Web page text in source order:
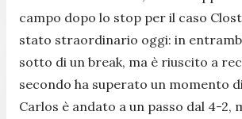
campo dopo lo stop per il caso
stato straordinario oggi: in
sotto di un break, ma è riuscito a
secondo ha superato un momento
Carlos è andato a un passo dal 4-2,